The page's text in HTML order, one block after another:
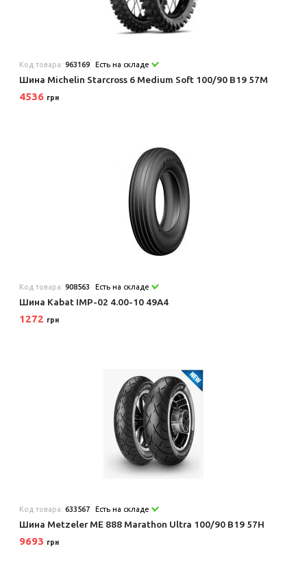
Код товара:963169 Есть на складе
Шина Michelin Starcross 6 Medium Soft 100/90 B19 57M
4536 грн
Код товара:908563 Есть на складе
Шина Kabat IMP-02 4.00-10 49A4
1272 грн
Код товара:633567 Есть на складе
Шина Metzeler ME 888 Marathon Ultra 100/90 B19 57H
9693 грн